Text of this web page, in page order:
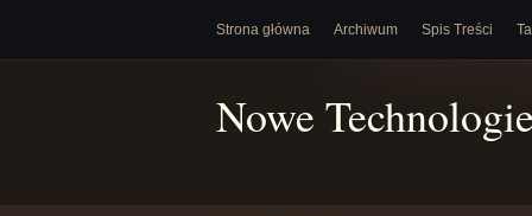
Strona główna Archiwum Spis Treści
Nowe